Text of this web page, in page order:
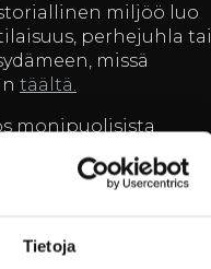
Tietoja
miljöö luo
perhejuhla tai
missä
täältä.
monipuolisista
kuin suurempiinkin
palveluun ja